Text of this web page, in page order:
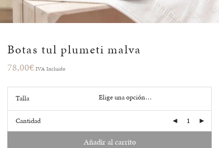
Botas tul plumeti malva
78,00€ IVA Incluido
Talla
Cantidad
Añadir al carrito